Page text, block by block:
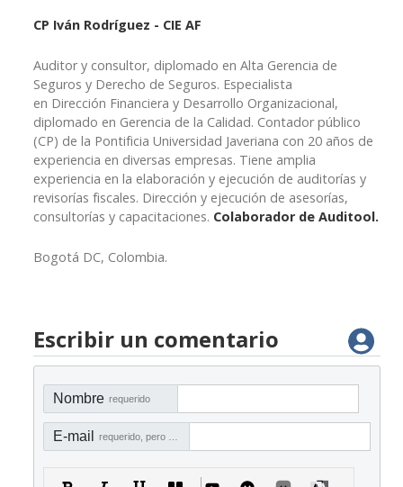
CP Iván Rodríguez - CIE AF
Auditor y consultor, diplomado en Alta Gerencia de
Seguros y Derecho de Seguros. Especialista
en Dirección Financiera y Desarrollo Organizacional,
diplomado en Gerencia de la Calidad. Contador público
(CP) de la Pontificia Universidad Javeriana con 20 años de
experiencia en diversas empresas. Tiene amplia
experiencia en la elaboración y ejecución de auditorías y
revisorías fiscales. Dirección y ejecución de asesorías,
consultorías y capacitaciones. Colaborador de Auditool.
Bogotá DC, Colombia.
Escribir un comentario
Nombre requerido
E-mail